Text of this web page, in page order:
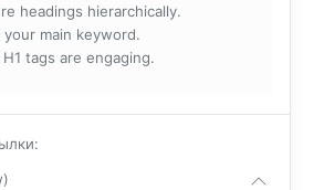
headings hierarchically.
your main keyword.
H1 tags are engaging.
: